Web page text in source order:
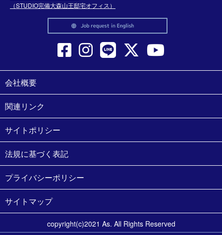
（STUDIO完備大森山王邸宅オフィス）
会社概要
関連リンク
サイトポリシー
法規に基づく表記
プライバシーポリシー
サイトマップ
copyright(c)2021 As. All Rights Reserved